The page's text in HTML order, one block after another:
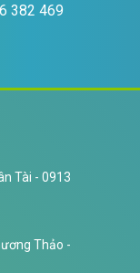
382 469
Tài - 0913
Thảo -